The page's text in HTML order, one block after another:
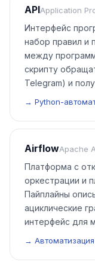
APIApplication
Интерфейс
набор правил и
между
скрипту
Telegram) и
→ Python-
AirflowApache
Платформа с
оркестрации и
Пайплайны
ациклические
интерфейс для
→